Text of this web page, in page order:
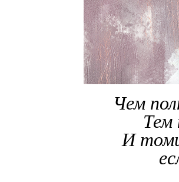
Чем
Тем
И